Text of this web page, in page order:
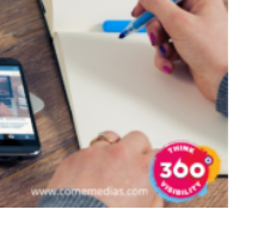
pendant la Covid ?